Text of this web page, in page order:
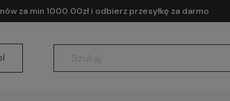
za min 1000.00zł i odbierz przesyłkę za darmo